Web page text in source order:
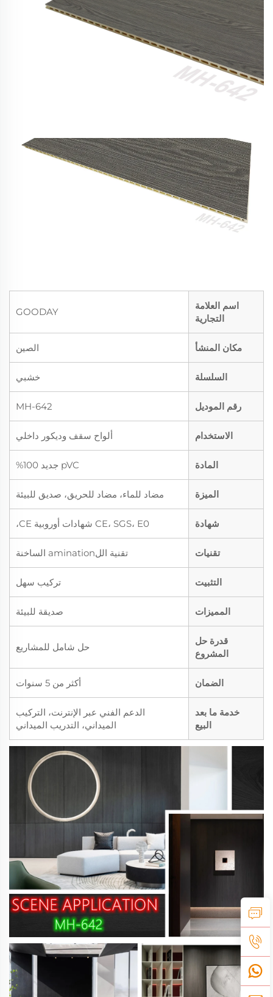
اسم العلامة
التجارية
GOODAY
مكان المنشأ الصين
السلسلة خشبي
رقم الموديل MH-642
الاستخدام ألواح سقف وديكور داخلي
المادة pVC جديد 100%
الميزة مضاد للماء، مضاد للحريق، صديق للبيئة
شهادة CE، SGS، E0 شهادات أوروبية CE،
تقنيات تقنية اللamination الساخنة
التثبيت تركيب سهل
المميزات صديقة للبيئة
قدرة حل
المشروع
حل شامل للمشاريع
الضمان أكثر من 5 سنوات
خدمة ما بعد
البيع
الدعم الفني عبر الإنترنت، التركيب
الميداني، التدريب الميداني